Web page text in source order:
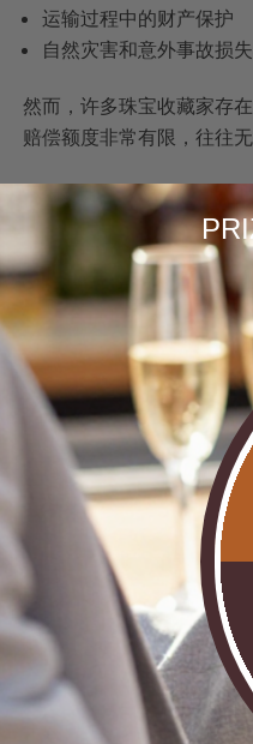
运输过程中的财产保护
自然灾害和意外事故损
然而，许多珠宝收藏家存
赔偿额度非常有限，往往
下表对比了家庭保险与专